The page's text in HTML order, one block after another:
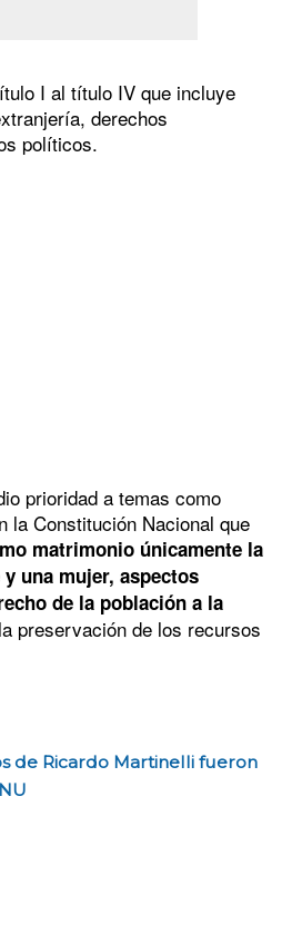
I al título IV que incluye
derechos
políticos.
prioridad a temas como
la Constitución Nacional que
matrimonio únicamente la
una mujer, aspectos
de la población a la
preservación de los recursos
de Ricardo Martinelli fueron